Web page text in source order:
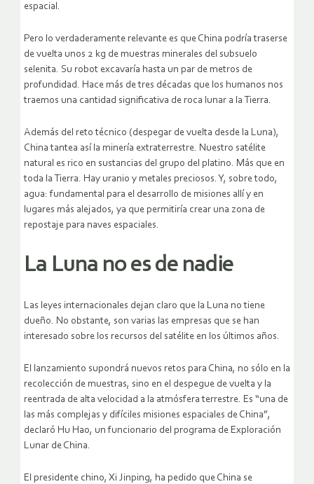
espacial.
Pero lo verdaderamente relevante es que China podría traserse
de vuelta unos 2 kg de muestras minerales del subsuelo
selenita. Su robot excavaría hasta un par de metros de
profundidad. Hace más de tres décadas que los humanos nos
traemos una cantidad significativa de roca lunar a la Tierra.
Además del reto técnico (despegar de vuelta desde la Luna),
China tantea así la minería extraterrestre. Nuestro satélite
natural es rico en sustancias del grupo del platino. Más que en
toda la Tierra. Hay uranio y metales preciosos. Y, sobre todo,
agua: fundamental para el desarrollo de misiones allí y en
lugares más alejados, ya que permitiría crear una zona de
repostaje para naves espaciales.
La Luna no es de nadie
Las leyes internacionales dejan claro que la Luna no tiene
dueño. No obstante, son varias las empresas que se han
interesado sobre los recursos del satélite en los últimos años.
El lanzamiento supondrá nuevos retos para China, no sólo en la
recolección de muestras, sino en el despegue de vuelta y la
reentrada de alta velocidad a la atmósfera terrestre. Es “una de
las más complejas y difíciles misiones espaciales de China”,
declaró Hu Hao, un funcionario del programa de Exploración
Lunar de China.
El presidente chino, Xi Jinping, ha pedido que China se